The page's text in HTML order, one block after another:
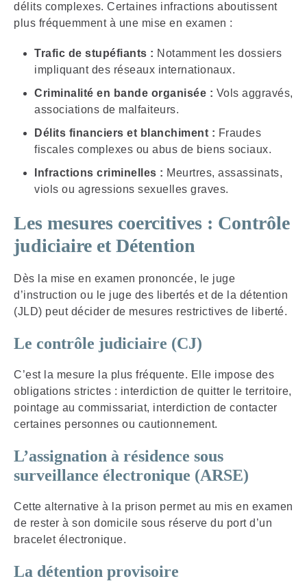
délits complexes. Certaines infractions aboutissent
plus fréquemment à une mise en examen :
Trafic de stupéfiants : Notamment les dossiers
impliquant des réseaux internationaux.
Criminalité en bande organisée : Vols aggravés,
associations de malfaiteurs.
Délits financiers et blanchiment : Fraudes
fiscales complexes ou abus de biens sociaux.
Infractions criminelles : Meurtres, assassinats,
viols ou agressions sexuelles graves.
Les mesures coercitives : Contrôle
judiciaire et Détention
Dès la mise en examen prononcée, le juge
d’instruction ou le juge des libertés et de la détention
(JLD) peut décider de mesures restrictives de liberté.
Le contrôle judiciaire (CJ)
C’est la mesure la plus fréquente. Elle impose des
obligations strictes : interdiction de quitter le territoire,
pointage au commissariat, interdiction de contacter
certaines personnes ou cautionnement.
L’assignation à résidence sous
surveillance électronique (ARSE)
Cette alternative à la prison permet au mis en examen
de rester à son domicile sous réserve du port d’un
bracelet électronique.
La détention provisoire